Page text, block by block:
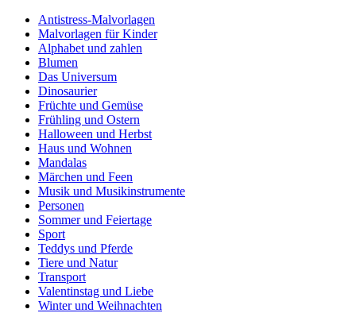
Antistress-Malvorlagen
Malvorlagen für Kinder
Alphabet und zahlen
Blumen
Das Universum
Dinosaurier
Früchte und Gemüse
Frühling und Ostern
Halloween und Herbst
Haus und Wohnen
Mandalas
Märchen und Feen
Musik und Musikinstrumente
Personen
Sommer und Feiertage
Sport
Teddys und Pferde
Tiere und Natur
Transport
Valentinstag und Liebe
Winter und Weihnachten